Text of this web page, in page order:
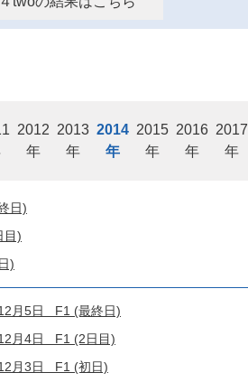
2012
年
2013
年
2014
年
2015
年
2016
年
2017
年
日)
)
)
月5日 F1 (最終日)
月4日 F1 (2日目)
月3日 F1 (初日)